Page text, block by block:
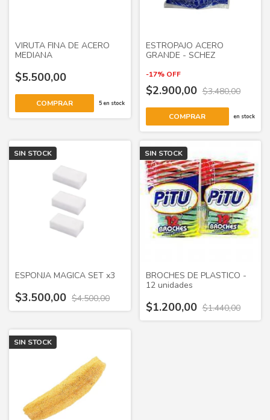
VIRUTA FINA DE ACERO
MEDIANA
$5.500,00
COMPRAR 5en stock
ESTROPAJO ACERO
GRANDE - SCHEZ
-17% OFF
$2.900,00 $3.480,00
COMPRAR en stock
SIN STOCK
ESPONJA MAGICA SET x3
$3.500,00 $4.500,00
SIN STOCK
BROCHES DE PLASTICO -
12 unidades
$1.200,00 $1.440,00
SIN STOCK